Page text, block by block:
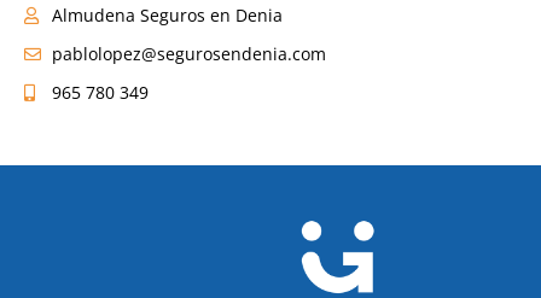
Almudena Seguros en Denia
pablolopez@segurosendenia.com
965 780 349